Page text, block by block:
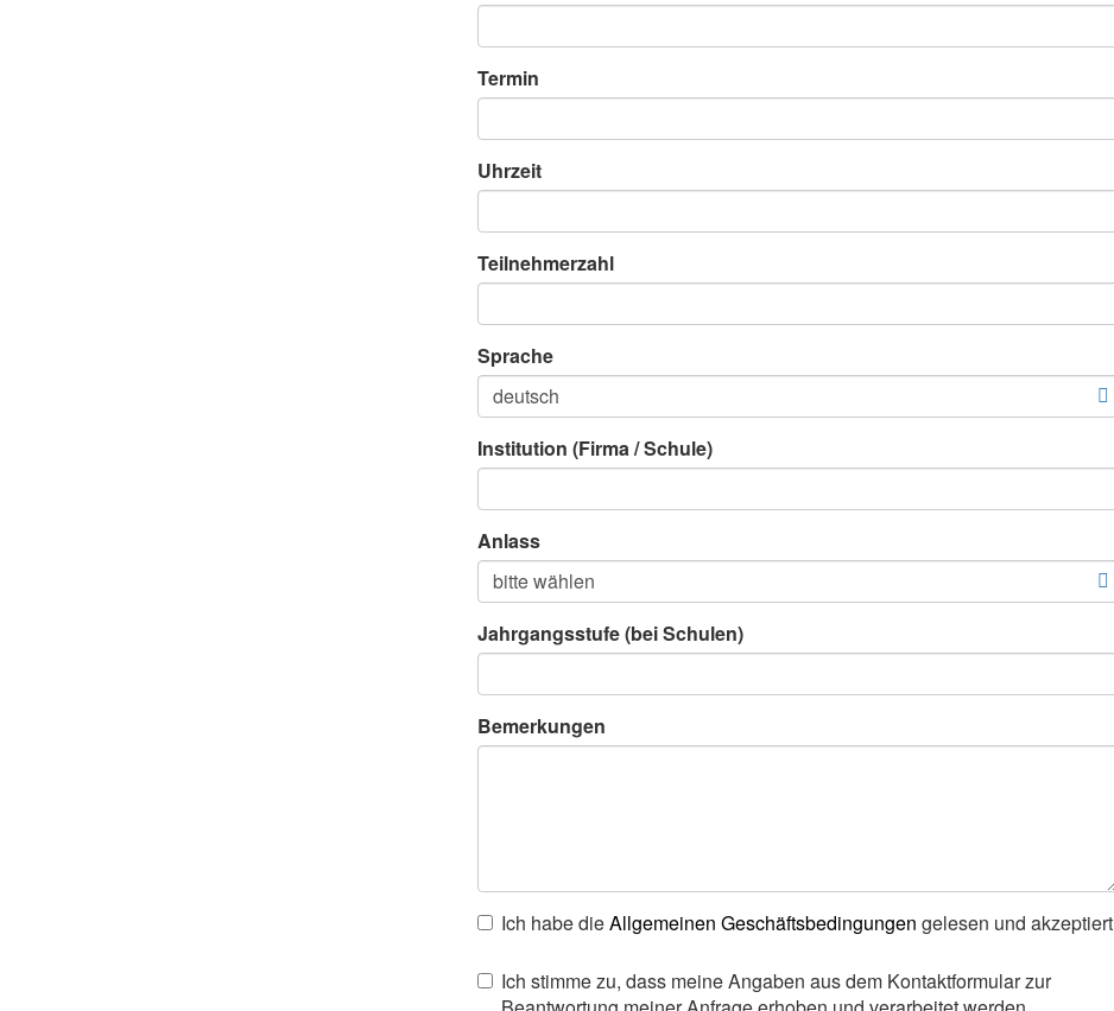
Termin
Uhrzeit
Teilnehmerzahl
Sprache
Institution (Firma / Schule)
Anlass
Jahrgangsstufe (bei Schulen)
Bemerkungen
Ich habe dieAllgemeinen Geschäftsbedingungen gelesen und akzeptiert
Ich stimme zu, dass meine Angaben aus dem Kontaktformular zur